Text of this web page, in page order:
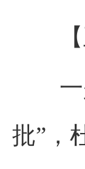
【王
一是
批”，